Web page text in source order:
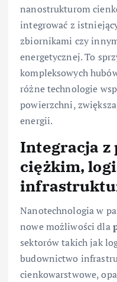
nanostrukturom
integrować z
zbiornikami czy
energetycznej. To
kompleksowych
różne technologie
powierzchni,
energii.
Integracja z
ciężkim,
Nanotechnologia w
nowe możliwości dla
sektorów takich jak
budownictwo
cienkowarstwowe,